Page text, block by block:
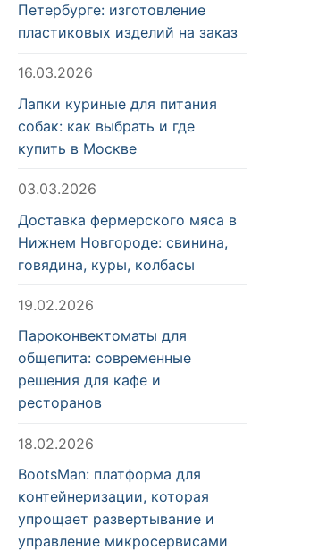
Петербурге: изготовление
пластиковых изделий на заказ
16.03.2026
Лапки куриные для питания
собак: как выбрать и где
купить в Москве
03.03.2026
Доставка фермерского мяса в
Нижнем Новгороде: свинина,
говядина, куры, колбасы
19.02.2026
Пароконвектоматы для
общепита: современные
решения для кафе и
ресторанов
18.02.2026
BootsMan: платформа для
контейнеризации, которая
упрощает развертывание и
управление микросервисами